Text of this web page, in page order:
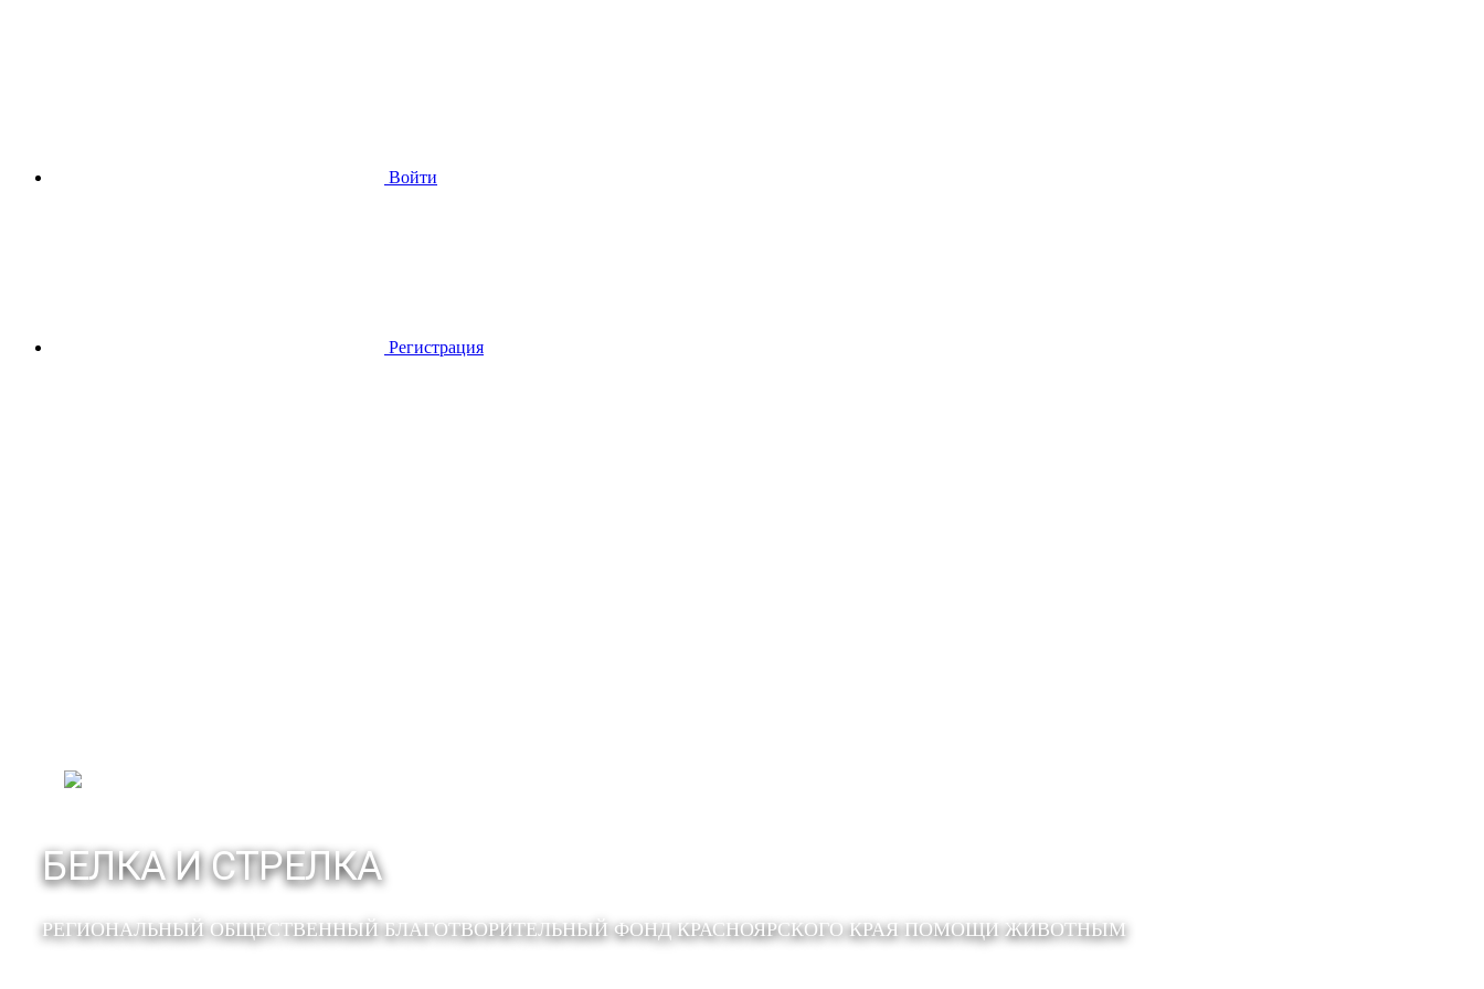
Войти
Регистрация
БЕЛКА И СТРЕЛКА
РЕГИОНАЛЬНЫЙ ОБЩЕСТВЕННЫЙ БЛАГОТВОРИТЕЛЬНЫЙ ФОНД КРАСНОЯРСКОГО КРАЯ ПОМОЩИ ЖИВОТНЫМ